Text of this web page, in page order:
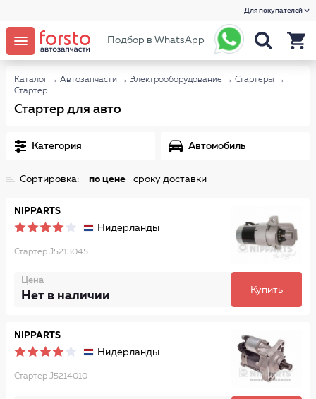
Для покупателей
Подбор в WhatsApp
Каталог → Автозапчасти → Электрооборудование → Стартеры →
Стартер
Стартер для авто
Категория Автомобиль
Сортировка: по цене сроку доставки
NIPPARTS
Нидерланды
Стартер J5213045
Цена
Нет в наличии Купить
NIPPARTS
Нидерланды
Стартер J5214010